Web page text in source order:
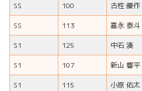
SS
100 古性 優作
SS
113 嘉永 泰斗
S1
125 中石 湊
S1
107 新山 響平
S1
115 小原 佑太